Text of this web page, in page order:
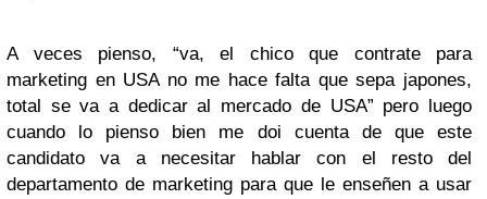
A veces pienso, “va, el chico que contrate para
marketing en USA no me hace falta que sepa japones,
total se va a dedicar al mercado de USA” pero luego
cuando lo pienso bien me doi cuenta de que este
candidato va a necesitar hablar con el resto del
departamento de marketing para que le enseñen a usar